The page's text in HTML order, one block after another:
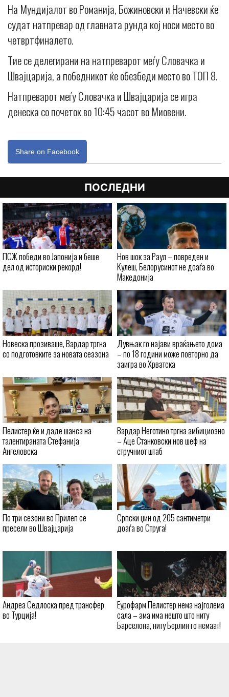
На Мундијалот во Романија, Божиновски и Начевски ќе
судат натпревар од главната рунда кој носи место во
четвртфиналето.
Тие се делегирани на натпреварот меѓу Словачка и
Швајцарија, а победникот ќе обезбеди место во ТОП 8.
Натпреварот меѓу Словачка и Швајцарија се игра
денеска со почеток во 10:45 часот во Миовени.
Share on Facebook
ПОСЛЕДНИ
ПСЖ победи во Јапонија и беше
дел од историски рекорд!
Нов шок за Раул – повреден и
Кулеш, Белорусинот не доаѓа во
Македонија
Новеска прозиваше, Вардар тргна
со подготовките за новата сеазона
Дувњак го најави враќањето дома
– по 18 години може повторно да
заигра во Хрватска
Пелистер ќе и даде шанса на
талентираната Стефанија
Ангеловска
Вардар Неготино тргна амбициозно
– Аце Станковски нов шеф на
стручниот штаб
По три сезони во Прилеп се
пресели во Швајцарија
Српски џин од 205 сантиметри
доаѓа во Струга!
Андреа Седлоска пред трансфер
во Турција!
Еурофарм Пелистер нема најголема
сала – ама има нешто што ниту
Барселона, ниту Берлин го немаат!